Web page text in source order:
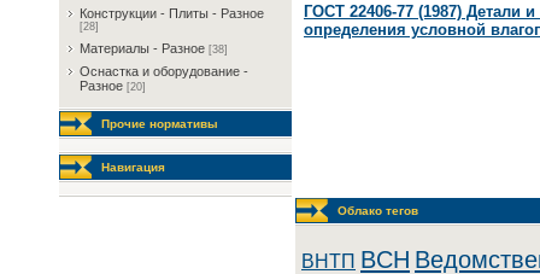
Конструкции - Плиты - Разное
[28]
Материалы - Разное [38]
Ocнacткa и oбopудoвaниe -
Разное [20]
Прочие нормативы
Навигация
ГОСТ 22406-77 (1987) Детали
определения условной
Облако тегов
BHTП BCH